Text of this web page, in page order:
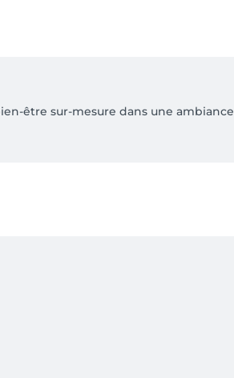
être sur-mesure dans une ambiance